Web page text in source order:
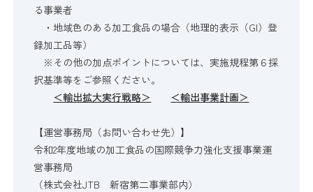
る事業者
・地域色のある加工食品の場合（地理的表示（GI）登
録加工品等）
※その他の加点ポイントについては、実施規程第６採
択基準等をご参照ください。
＜輸出拡大実行戦略＞
＜輸出事業計画＞
【運営事務局（お問い合わせ先）】
令和2年度地域の加工食品の国際競争力強化支援事業運
営事務局
（株式会社JTB 新宿第二事業部内）